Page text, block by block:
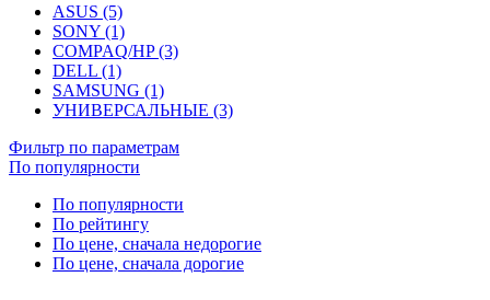
ASUS (5)
SONY (1)
COMPAQ/HP (3)
DELL (1)
SAMSUNG (1)
УНИВЕРСАЛЬНЫЕ (3)
Фильтр по параметрам
По популярности
По популярности
По рейтингу
По цене, сначала недорогие
По цене, сначала дорогие